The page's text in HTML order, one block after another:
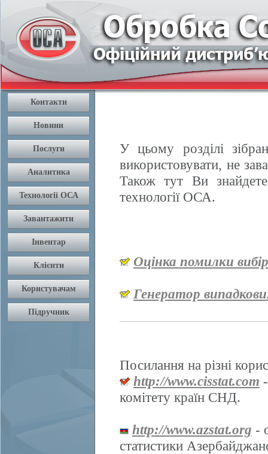
У цьому розділі
використовувати, не
Також тут Ви
технології ОСА.
Оцінка помилки
Генератор
Посилання на різні
http://www.cisstat.com
комітету країн СНД.
http://www.azstat.org -
статистики